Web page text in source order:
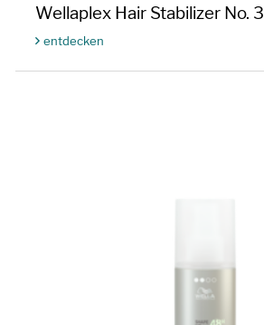
Wellaplex Hair Stabilizer No. 3
entdecken